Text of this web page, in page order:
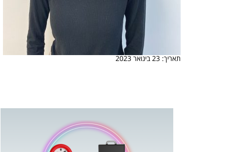
תאריך: 23 בינואר 2023